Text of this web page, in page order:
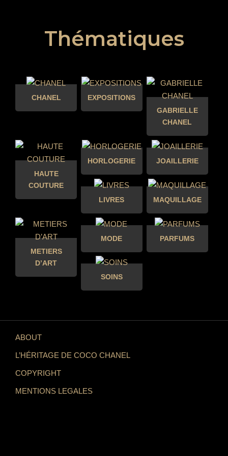
Thématiques
CHANEL
EXPOSITIONS
GABRIELLE
CHANEL
HAUTE
COUTURE
HORLOGERIE JOAILLERIE
LIVRES MAQUILLAGE
METIERS
D’ART
MODE PARFUMS
SOINS
ABOUT
L’HÉRITAGE DE COCO CHANEL
COPYRIGHT
MENTIONS LEGALES